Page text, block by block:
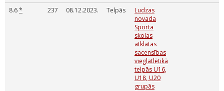
8.6* 237 08.12.2023. Telpās
Ludzas
novada
Sporta
skolas
atklātās
sacensības
vieglatlētikā
telpās U16,
U18, U20
grupās